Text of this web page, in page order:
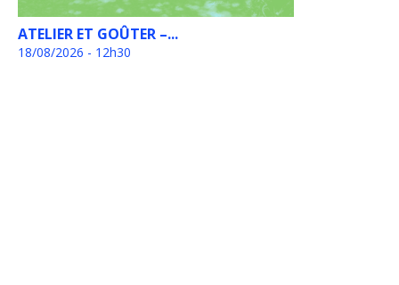
ATELIER ET GOÛTER –...
18/08/2026 - 12h30